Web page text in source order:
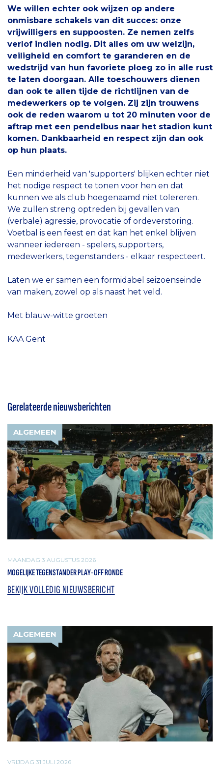
We willen echter ook wijzen op andere
onmisbare schakels van dit succes: onze
vrijwilligers en suppoosten. Ze nemen zelfs
verlof indien nodig. Dit alles om uw welzijn,
veiligheid en comfort te garanderen en de
wedstrijd van hun favoriete ploeg zo in alle rust
te laten doorgaan. Alle toeschouwers dienen
dan ook te allen tijde de richtlijnen van de
medewerkers op te volgen. Zij zijn trouwens
ook de reden waarom u tot 20 minuten voor de
aftrap met een pendelbus naar het stadion kunt
komen. Dankbaarheid en respect zijn dan ook
op hun plaats.
Een minderheid van 'supporters' blijken echter niet
het nodige respect te tonen voor hen en dat
kunnen we als club hoegenaamd niet tolereren.
We zullen streng optreden bij gevallen van
(verbale) agressie, provocatie of ordeverstoring.
Voetbal is een feest en dat kan het enkel blijven
wanneer iedereen - spelers, supporters,
medewerkers, tegenstanders - elkaar respecteert.
Laten we er samen een formidabel seizoenseinde
van maken, zowel op als naast het veld.
Met blauw-witte groeten
KAA Gent
Gerelateerde nieuwsberichten
ALGEMEEN
MAANDAG 3 AUGUSTUS 2026
MOGELIJKE TEGENSTANDER PLAY-OFF RONDE
BEKIJK VOLLEDIG NIEUWSBERICHT
ALGEMEEN
VRIJDAG 31 JULI 2026